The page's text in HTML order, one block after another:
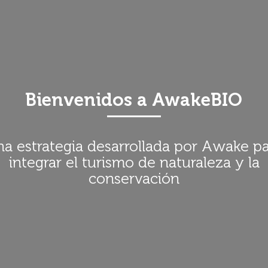
Bienvenidos a AwakeBIO
estrategia desarrollada por Awake
integrar el turismo de naturaleza y la
conservación